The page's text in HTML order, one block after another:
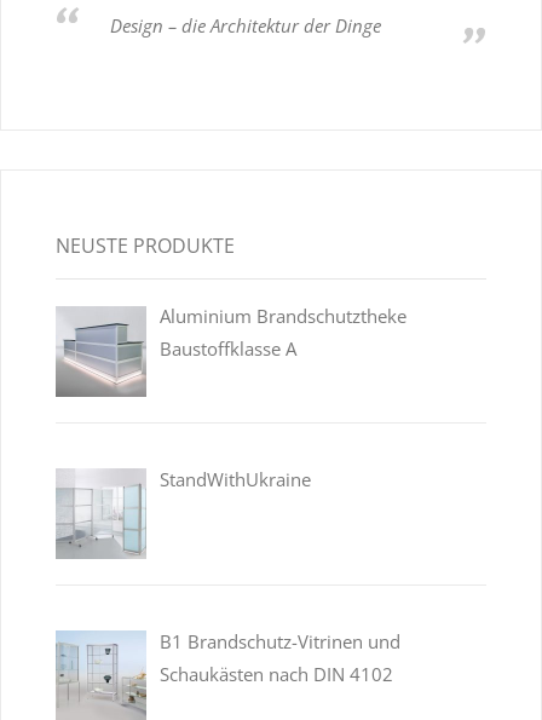
Design – die Architektur der Dinge
NEUSTE PRODUKTE
Aluminium Brandschutztheke
Baustoffklasse A
StandWithUkraine
B1 Brandschutz-Vitrinen und
Schaukästen nach DIN 4102